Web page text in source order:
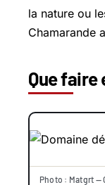
la nature ou
Chamarande
Que faire
Photo : Matgrt —